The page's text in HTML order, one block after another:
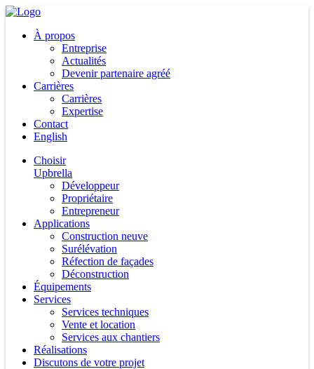
À propos
Entreprise
Actualités
Devenir partenaire agréé
Carrières
Carrières
Expertise
Contact
English
Choisir
Upbrella
Développeur
Propriétaire
Entrepreneur
Applications
Construction neuve
Surélévation
Réfection de façades
Déconstruction
Équipements
Services
Services techniques
Vente et location
Services aux chantiers
Réalisations
Discutons de votre projet